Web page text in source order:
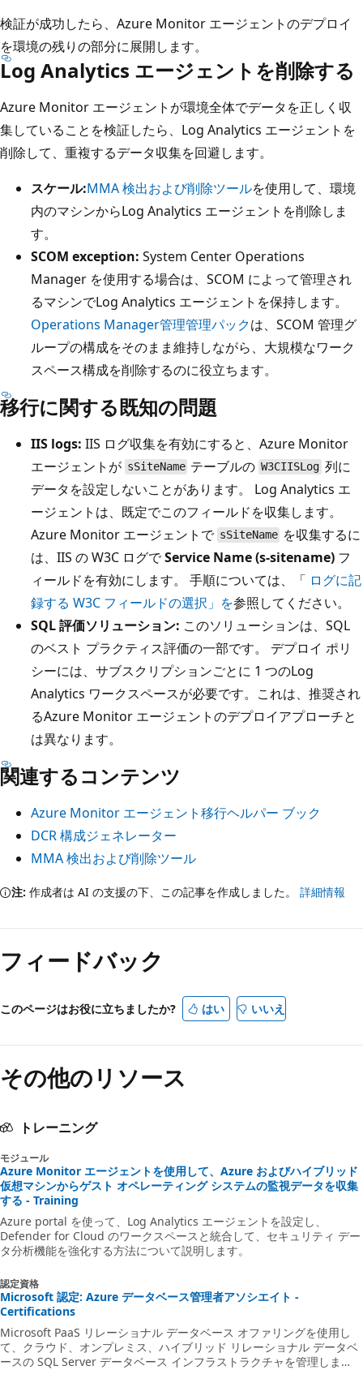
検証が成功したら、Azure Monitor エージェントのデプロイ
を環境の残りの部分に展開します。
Log Analytics エージェントを削除する
Azure Monitor エージェントが環境全体でデータを正しく収
集していることを検証したら、Log Analytics エージェントを
削除して、重複するデータ収集を回避します。
スケール:MMA 検出および削除ツールを使用して、環境
内のマシンからLog Analytics エージェントを削除しま
す。
SCOM exception: System Center Operations
Manager を使用する場合は、SCOM によって管理され
るマシンでLog Analytics エージェントを保持します。
Operations Manager管理管理パックは、SCOM 管理グ
ループの構成をそのまま維持しながら、大規模なワーク
スペース構成を削除するのに役立ちます。
移行に関する既知の問題
IIS logs: IIS ログ収集を有効にすると、Azure Monitor
エージェントが sSiteName テーブルの W3CIISLog 列に
データを設定しないことがあります。 Log Analytics エ
ージェントは、既定でこのフィールドを収集します。
Azure Monitor エージェントで sSiteName を収集するに
は、IIS の W3C ログでService Name (s-sitename) フ
ィールドを有効にします。 手順については、「 ログに記
録する W3C フィールドの選択」を参照してください。
SQL 評価ソリューション: このソリューションは、SQL
のベスト プラクティス評価の一部です。 デプロイ ポリ
シーには、サブスクリプションごとに 1 つのLog
Analytics ワークスペースが必要です。これは、推奨され
るAzure Monitor エージェントのデプロイアプローチと
は異なります。
関連するコンテンツ
Azure Monitor エージェント移行ヘルパー ブック
DCR 構成ジェネレーター
MMA 検出および削除ツール
注: 作成者は AI の支援の下、この記事を作成しました。 詳細情報
フィードバック
このページはお役に立ちましたか? はい いいえ
その他のリソース
トレーニング
モジュール
Azure Monitor エージェントを使用して、Azure およびハイブリッド
仮想マシンからゲスト オペレーティング システムの監視データを収集
する - Training
Azure portal を使って、Log Analytics エージェントを設定し、
Defender for Cloud のワークスペースと統合して、セキュリティ デー
タ分析機能を強化する方法について説明します。
認定資格
Microsoft 認定: Azure データベース管理者アソシエイト -
Certifications
Microsoft PaaS リレーショナル データベース オファリングを使用し
て、クラウド、オンプレミス、ハイブリッド リレーショナル データベ
ースの SQL Server データベース インフラストラクチャを管理しま